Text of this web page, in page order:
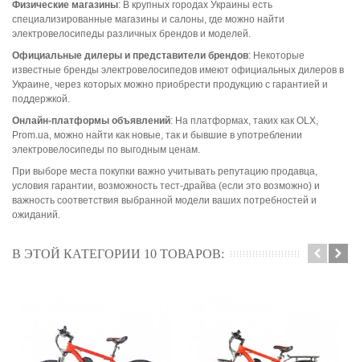
Физические магазины: В крупных городах Украины есть
специализированные магазины и салоны, где можно найти
электровелосипеды различных брендов и моделей.
Официальные дилеры и представители брендов: Некоторые
известные бренды электровелосипедов имеют официальных дилеров в
Украине, через которых можно приобрести продукцию с гарантией и
поддержкой.
Онлайн-платформы объявлений: На платформах, таких как OLX,
Prom.ua, можно найти как новые, так и бывшие в употреблении
электровелосипеды по выгодным ценам.
При выборе места покупки важно учитывать репутацию продавца,
условия гарантии, возможность тест-драйва (если это возможно) и
важность соответствия выбранной модели ваших потребностей и
ожиданий.
В ЭТОЙ КАТЕГОРИИ 10 ТОВАРОВ: